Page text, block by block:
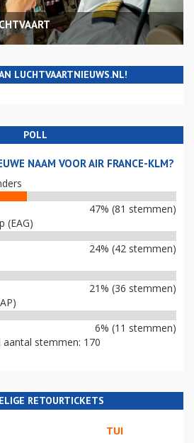
LUCHTVAARTNIEUWS.NL!
POLL
NAAM VOOR AIR FRANCE-KLM?
47% (81 stemmen)
(EAG)
24% (42 stemmen)
21% (36 stemmen)
6% (11 stemmen)
aantal stemmen: 170
RETOURTICKETS
TUI